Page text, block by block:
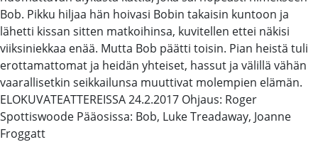
Bob. Pikku hiljaa hän hoivasi Bobin takaisin kuntoon ja
lähetti kissan sitten matkoihinsa, kuvitellen ettei näkisi
viiksiniekkaa enää. Mutta Bob päätti toisin. Pian heistä tuli
erottamattomat ja heidän yhteiset, hassut ja välillä vähän
vaarallisetkin seikkailunsa muuttivat molempien elämän.
ELOKUVATEATTEREISSA 24.2.2017 Ohjaus: Roger
Spottiswoode Pääosissa: Bob, Luke Treadaway, Joanne
Froggatt